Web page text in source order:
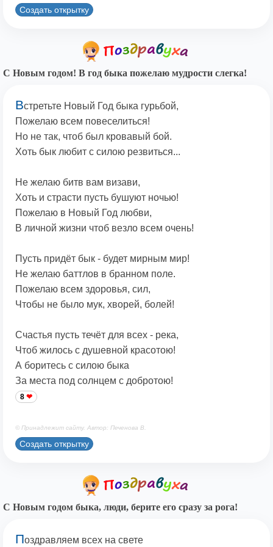
Создать открытку
С Новым годом! В год быка пожелаю мудрости слегка!
Встретьте Новый Год быка гурьбой,
Пожелаю всем повеселиться!
Но не так, чтоб был кровавый бой.
Хоть бык любит с силою резвиться...
Не желаю битв вам визави,
Хоть и страсти пусть бушуют ночью!
Пожелаю в Новый Год любви,
В личной жизни чтоб везло всем очень!
Пусть придёт бык - будет мирным мир!
Не желаю баттлов в бранном поле.
Пожелаю всем здоровья, сил,
Чтобы не было мук, хворей, болей!
Счастья пусть течёт для всех - река,
Чтоб жилось с душевной красотою!
А боритесь с силою быка
За места под солнцем с добротою!
8
© Принадлежит сайту. Автор: Печенова В.
Создать открытку
С Новым годом быка, люди, берите его сразу за рога!
Поздравляем всех на свете